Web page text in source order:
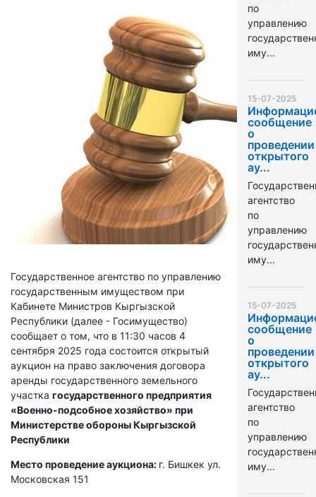
Государственное агентство по управлению
государственным имуществом при
Кабинете Министров Кыргызской
Республики (далее - Госимущество)
сообщает о том, что в 11:30 часов 4
сентября 2025 года состоится открытый
аукцион на право заключения договора
аренды государственного земельного
участка государственного предприятия
«Военно-подсобное хозяйство» при
Министерстве обороны Кыргызской
Республики
Место проведение аукциона: г. Бишкек ул.
Московская 151
по
управлению
иму...
15-07-2025
сообщение
о
проведении
открытого
ау...
агентство
по
управлению
иму...
15-07-2025
сообщение
о
проведении
открытого
ау...
агентство
по
управлению
иму...